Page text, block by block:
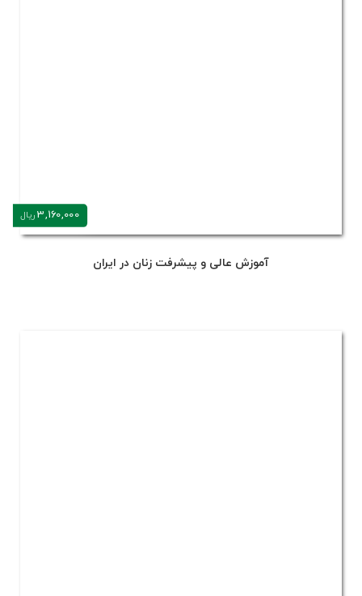
3,160,000ریال
آموزش عالی و پیشرفت زنان در ایران